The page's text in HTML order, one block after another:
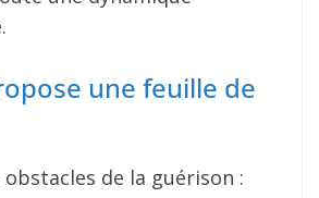
une feuille de
de la guérison :